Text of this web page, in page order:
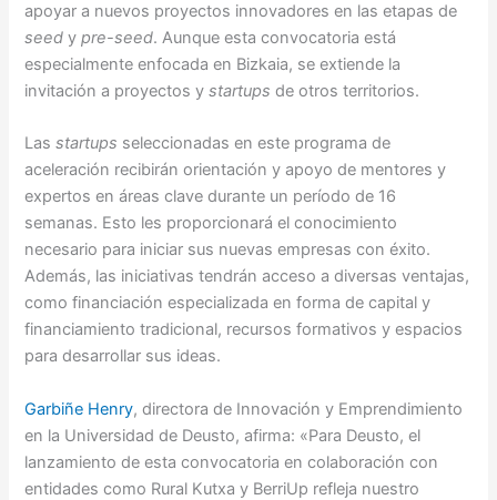
apoyar a nuevos proyectos innovadores en las etapas de
seedypre-seed. Aunque esta convocatoria está
especialmente enfocada en Bizkaia, se extiende la
invitación a proyectos ystartupsde otros territorios.
Lasstartups seleccionadas en este programa de
aceleración recibirán orientación y apoyo de mentores y
expertos en áreas clave durante un período de 16
semanas. Esto les proporcionará el conocimiento
necesario para iniciar sus nuevas empresas con éxito.
Además, las iniciativas tendrán acceso a diversas ventajas,
como financiación especializada en forma de capital y
financiamiento tradicional, recursos formativos y espacios
para desarrollar sus ideas.
Garbiñe Henry, directora de Innovación y Emprendimiento
en la Universidad de Deusto, afirma: «Para Deusto, el
lanzamiento de esta convocatoria en colaboración con
entidades como Rural Kutxa y BerriUp refleja nuestro